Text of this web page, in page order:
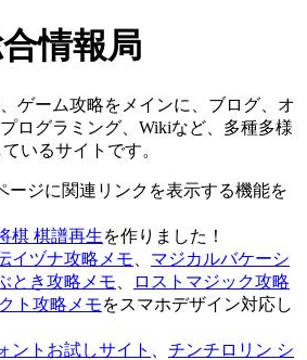
情報局
ゲーム攻略をメインに、ブログ、オ
ログラミング、Wikiなど、多種多様
いるサイトです。
ージに関連リンクを表示する機能を
棋 棋譜再生を作りました！
イヅナ攻略メモ
マジカルバケーシ
とき攻略メモ
ロストマジック攻略
ト攻略メモをスマホデザイン対応し
ントお試しサイト
チンチロリン シ